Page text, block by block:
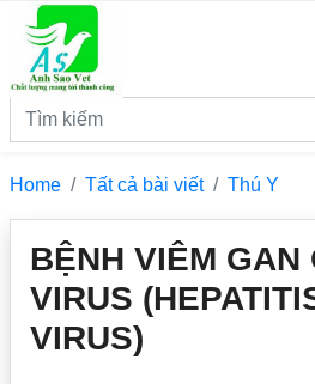
Home Tất cả bài viết Thú Y
BỆNH VIÊM GAN
VIRUS
VIRUS)